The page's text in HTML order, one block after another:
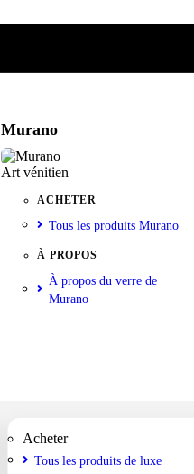
Murano
Art vénitien
ACHETER
Tous les produits Murano
À PROPOS
À propos du verre de
Murano
Acheter
Tous les produits de luxe